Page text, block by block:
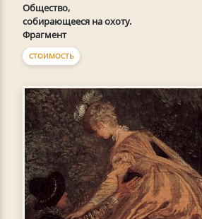
Общество,
собирающееся на охоту.
Фрагмент
СТОИМОСТЬ